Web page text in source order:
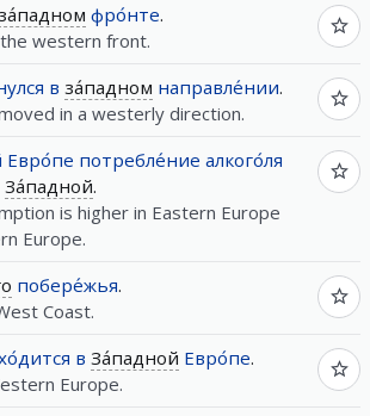
фро́нте.
western front.
в за́падном направле́нии.
in a westerly direction.
Евро́пе потребле́ние алкого́ля
За́падной.
is higher in Eastern Europe
Europe.
побере́жья.
Coast.
в За́падной Евро́пе.
Europe.